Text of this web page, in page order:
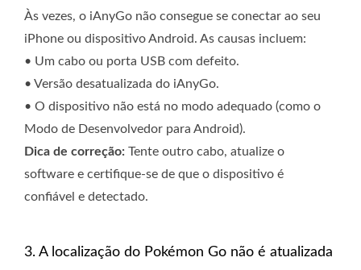
Às vezes, o iAnyGo não consegue se conectar ao seu
iPhone ou dispositivo Android. As causas incluem:
• Um cabo ou porta USB com defeito.
• Versão desatualizada do iAnyGo.
• O dispositivo não está no modo adequado (como o
Modo de Desenvolvedor para Android).
Dica de correção: Tente outro cabo, atualize o
software e certifique-se de que o dispositivo é
confiável e detectado.
3. A localização do Pokémon Go não é atualizada